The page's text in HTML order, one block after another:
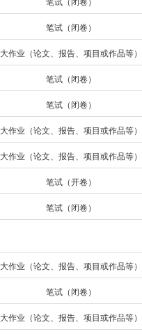
笔试（闭卷）
大作业（论文、报告、项目或作品等）
笔试（闭卷）
笔试（闭卷）
大作业（论文、报告、项目或作品等）
大作业（论文、报告、项目或作品等）
笔试（开卷）
笔试（闭卷）
大作业（论文、报告、项目或作品等）
笔试（闭卷）
大作业（论文、报告、项目或作品等）